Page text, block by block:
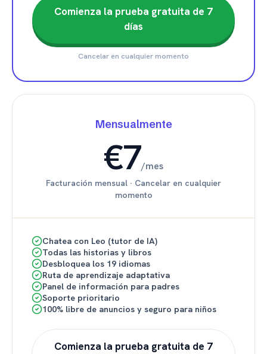
Comienza la prueba gratuita de 7
días
Cancelar en cualquier momento
Mensualmente
€7/mes
Facturación mensual · Cancelar en cualquier
momento
Chatea con Leo (tutor de IA)
Todas las historias y libros
Desbloquea los 19 idiomas
Ruta de aprendizaje adaptativa
Panel de información para padres
Soporte prioritario
100% libre de anuncios y seguro para niños
Comienza la prueba gratuita de 7